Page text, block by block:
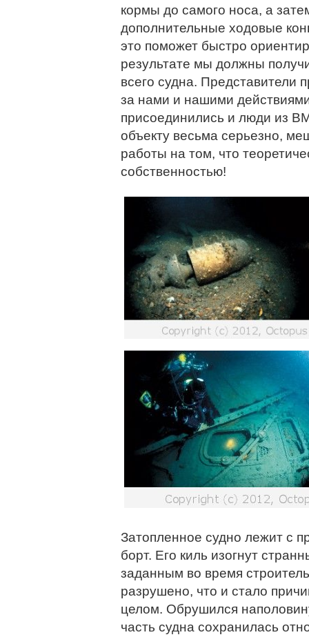
кормы до самого носа, а
дополнительные ходовые
это поможет быстро
результате мы должны
всего судна. Представители
за нами и нашими
присоединились и люди из
объекту весьма серьезно,
работы на том, что
собственностью!
Затопленное судно лежит с
борт. Его киль изогнут
заданным во время
разрушено, что и стало
целом. Обрушился
часть судна сохранилась